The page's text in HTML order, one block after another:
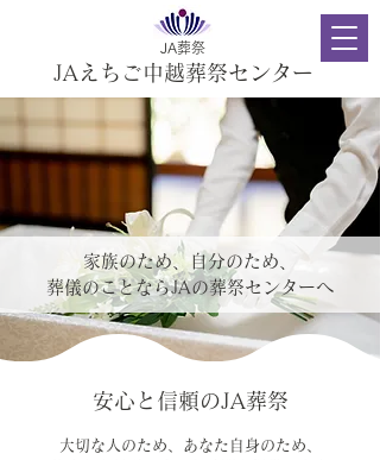
JA葬祭
JAえちご中越葬祭センター
家族のため、自分のため、
​葬儀のことならJAの葬祭センターへ
安心と信頼のJA葬祭
大切な人のため、あなた自身のため、